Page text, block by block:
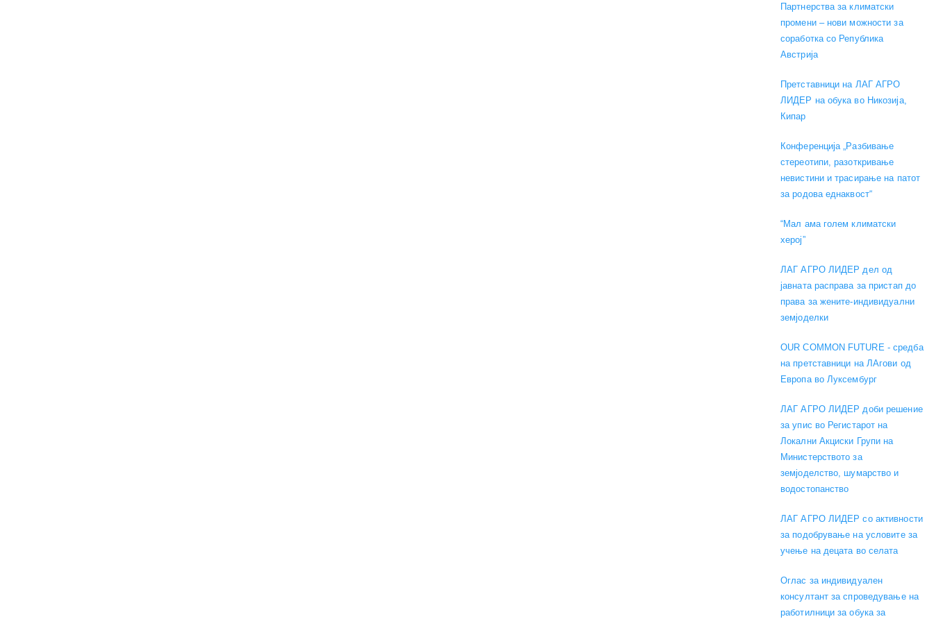
Партнерства за климатски
промени – нови можности за
соработка со Република
Австрија
Претставници на ЛАГ АГРО
ЛИДЕР на обука во Никозија,
Кипар
Конференција „Разбивање
стереотипи, разоткривање
невистини и трасирање на патот
за родова еднаквост“
“Мал ама голем климатски
херој”
ЛАГ АГРО ЛИДЕР дел од
јавната расправа за пристап до
права за жените-индивидуални
земјоделки
OUR COMMON FUTURE - средба
на претставници на ЛАгови од
Европа во Луксембург
ЛАГ АГРО ЛИДЕР доби решение
за упис во Регистарот на
Локални Акциски Групи на
Министерството за
земјоделство, шумарство и
водостопанство
ЛАГ АГРО ЛИДЕР со активности
за подобрување на условите за
учење на децата во селата
Оглас за индивидуален
консултант за спроведување на
работилници за обука за